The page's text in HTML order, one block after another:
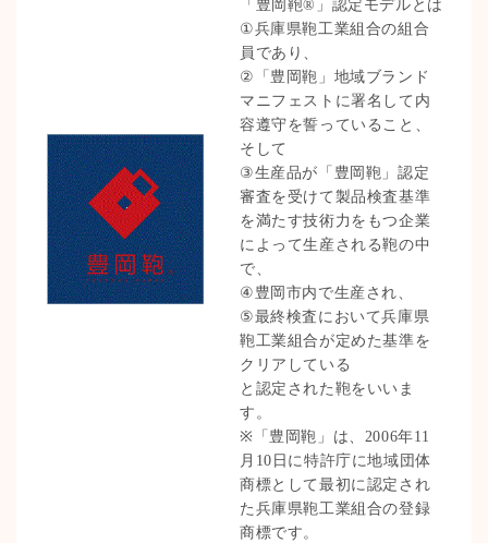
「豊岡鞄®」認定モデルとは
①兵庫県鞄工業組合の組合
員であり、
②「豊岡鞄」地域ブランド
マニフェストに署名して内
容遵守を誓っていること、
そして
③生産品が「豊岡鞄」認定
審査を受けて製品検査基準
を満たす技術力をもつ企業
によって生産される鞄の中
で、
④豊岡市内で生産され、
⑤最終検査において兵庫県
鞄工業組合が定めた基準を
クリアしている
と認定された鞄をいいま
す。
※「豊岡鞄」は、2006年11
月10日に特許庁に地域団体
商標として最初に認定され
た兵庫県鞄工業組合の登録
商標です。